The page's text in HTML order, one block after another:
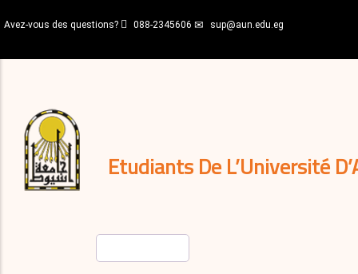
au
principal
Avez-vous des questions? 088-2345606 sup@aun.edu.eg
Etudiants De L’Université
décisions
Expatriés
Journal